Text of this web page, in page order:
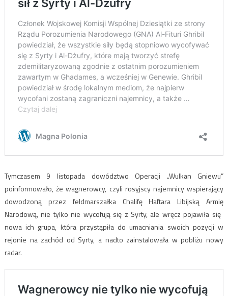
Tymczasem 9 listopada dowództwo Operacji „Wulkan Gniewu”
poinformowało, że wagnerowcy, czyli rosyjscy najemnicy wspierający
dowodzoną przez feldmarszałka Chalifę Haftara Libijską Armię
Narodową, nie tylko nie wycofują się z Syrty, ale wręcz pojawiła się ​​
nowa ich grupa, która przystąpiła do umacniania swoich pozycji w
rejonie na zachód od Syrty, a nadto zainstalowała w pobliżu nowy
radar.